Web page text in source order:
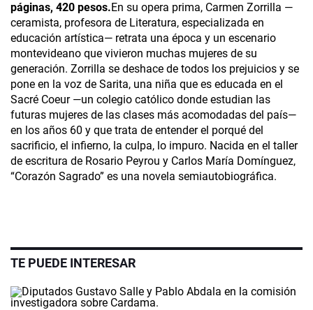
páginas, 420 pesos.En su opera prima, Carmen Zorrilla —
ceramista, profesora de Literatura, especializada en
educación artística— retrata una época y un escenario
montevideano que vivieron muchas mujeres de su
generación. Zorrilla se deshace de todos los prejuicios y se
pone en la voz de Sarita, una niña que es educada en el
Sacré Coeur —un colegio católico donde estudian las
futuras mujeres de las clases más acomodadas del país—
en los años 60 y que trata de entender el porqué del
sacrificio, el infierno, la culpa, lo impuro. Nacida en el taller
de escritura de Rosario Peyrou y Carlos María Domínguez,
“Corazón Sagrado” es una novela semiautobiográfica.
TE PUEDE INTERESAR